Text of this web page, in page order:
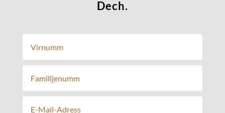
Dech.